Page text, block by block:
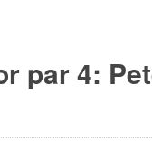
par 4: